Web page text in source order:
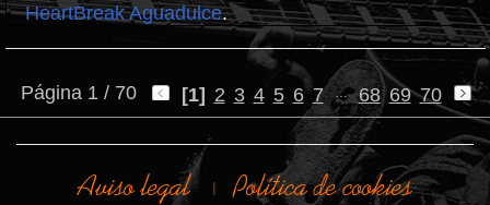
HeartBreak Aguadulce.
Página 1 / 70 [1] 2 3 4 5 6 7 … 68 69 70
Aviso legal |Política de cookies